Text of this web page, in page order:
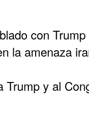
con
la amenaza
y al